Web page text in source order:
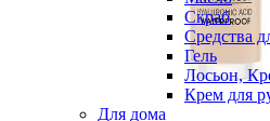
Скраб
Средства
Гель
Лосьон,
Крем для
Для дома